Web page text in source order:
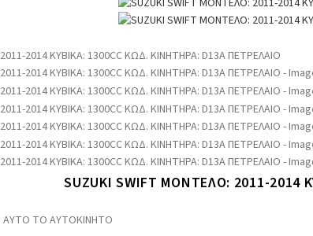
SUZUKI SWIFT ΜΟΝΤΕΛΟ: 2011-2014
ΑΥΤΟ ΤΟ ΑΥΤΟΚΙΝΗΤΟ